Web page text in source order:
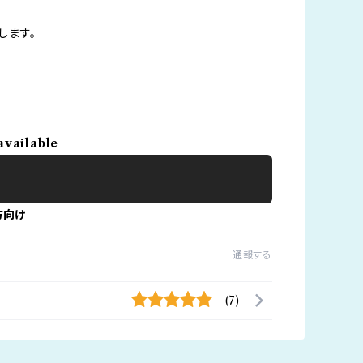
す。
向け
通報する
(7)